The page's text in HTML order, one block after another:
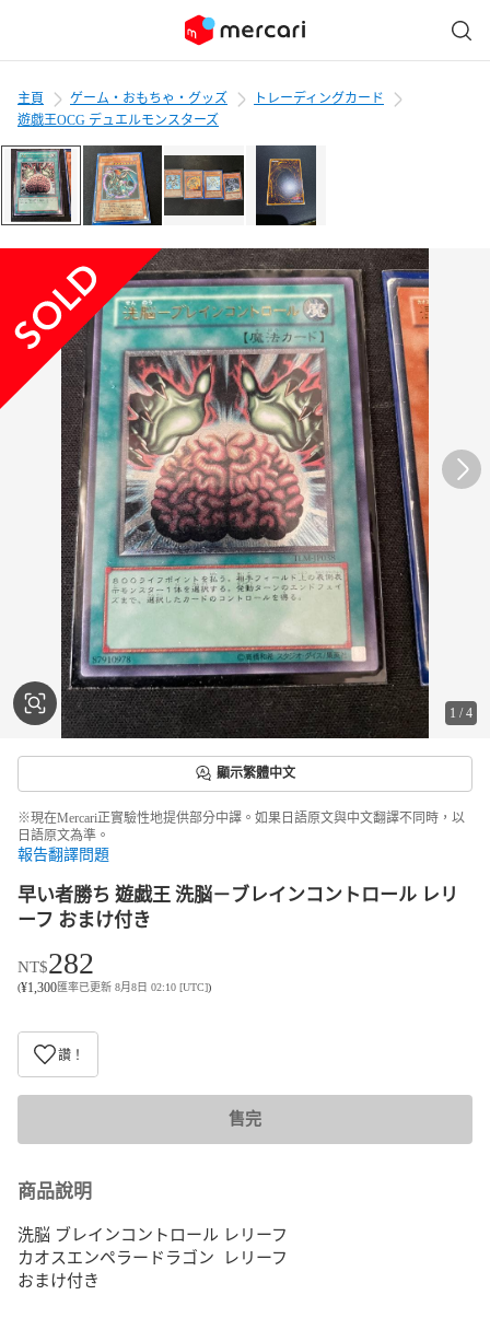
主頁 ゲーム・おもちゃ・グッズ
トレーディングカード
遊戯王OCG デュエルモンスターズ
1 /4
顯示繁體中文
※現在Mercari正實驗性地提供部分中譯。如果日語原文與中文翻譯不同時，以
日語原文為準。
報告翻譯問題
早い者勝ち 遊戯王 洗脳－ブレインコントロール レリ
ーフ おまけ付き
NT$282
(¥1,300匯率已更新 8月8日 02:10 [UTC])
讚！
售完
商品說明
洗脳 ブレインコントロール レリーフ
カオスエンペラードラゴン  レリーフ
おまけ付き